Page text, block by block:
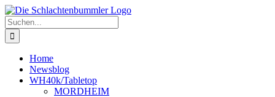
Zum
Inhalt
springen
Suche
nach:
Home
Newsblog
WH40k/Tabletop
MORDHEIM